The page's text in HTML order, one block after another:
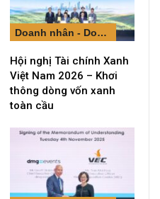
Doanh nhân - Doanh nghiệp
Hội nghị Tài chính Xanh
Việt Nam 2026 – Khơi
thông dòng vốn xanh
toàn cầu